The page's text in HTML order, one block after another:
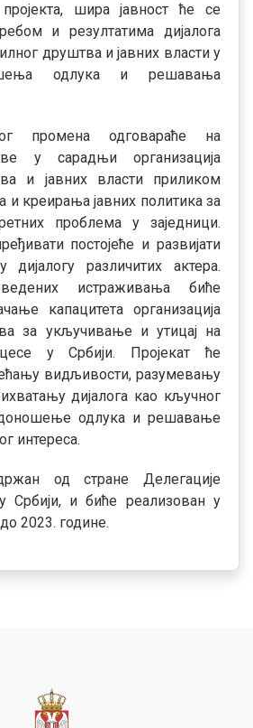
шира јавност ће се
и резултатима дијалога
друштва и јавних власти у
одлука и решавања
промена одговараће на
у сарадњи организација
и јавних власти приликом
креирања јавних политика за
проблема у заједници.
постојеће и развијати
различитих актера.
истраживања биће
капацитета организација
за укључивање и утицај на
у Србији. Пројекат ће
видљивости, разумевању
дијалога као кључног
одлука и решавање
интереса.
од стране Делегације
Србији, и биће реализован у
2023. године.